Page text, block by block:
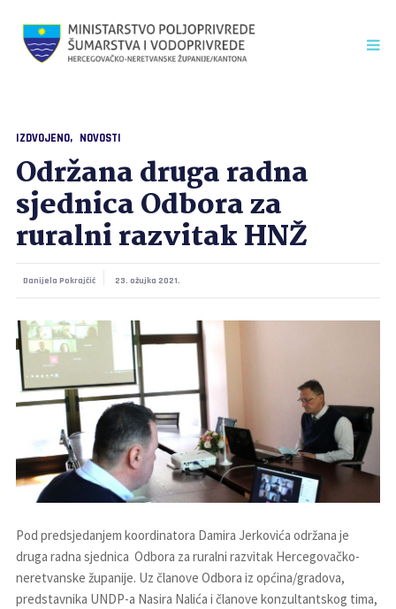
IZDVOJENO NOVOSTI
Održana druga radna
sjednica Odbora za
ruralni razvitak HNŽ
Danijela Pokrajčić 23. ožujka 2021.
Pod predsjedanjem koordinatora Damira Jerkovića održana je
druga radna sjednica Odbora za ruralni razvitak Hercegovačko-
neretvanske županije. Uz članove Odbora iz općina/gradova,
predstavnika UNDP-a Nasira Nalića i članove konzultantskog tima,